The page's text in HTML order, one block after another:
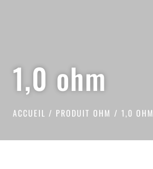
1,0 ohm
ACCUEIL / PRODUIT OHM / 1,0 OHM